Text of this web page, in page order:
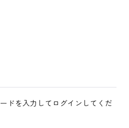
ドを入力してログインしてくだ